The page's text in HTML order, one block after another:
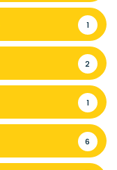
1
2
1
6